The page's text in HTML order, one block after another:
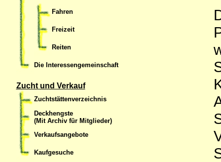
Fahren
Freizeit
Reiten
Die Interessengemeinschaft
Zucht und Verkauf
Zuchtstättenverzeichnis
Deckhengste
(Mit Archiv für Mitglieder)
Verkaufsangebote
Kaufgesuche